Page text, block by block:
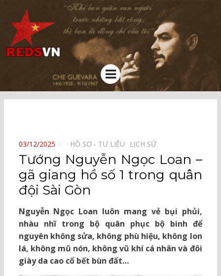
Kênh chia sẻ tri thức cộng đồng
Menu
POSTED
ON
03/12/2025 HỒ SƠ - TƯ LIỆU⠀ LỊCH SỬ⠀
Tướng Nguyễn Ngọc Loan –
gã giang hồ số 1 trong quân
đội Sài Gòn
Nguyễn Ngọc Loan luôn mang vẻ bụi phủi,
nhàu nhĩ trong bộ quân phục bộ binh để
nguyên không sửa, không phù hiệu, không lon
lá, không mũ nón, không vũ khí cá nhân và đôi
giày da cao cổ bết bùn đất…